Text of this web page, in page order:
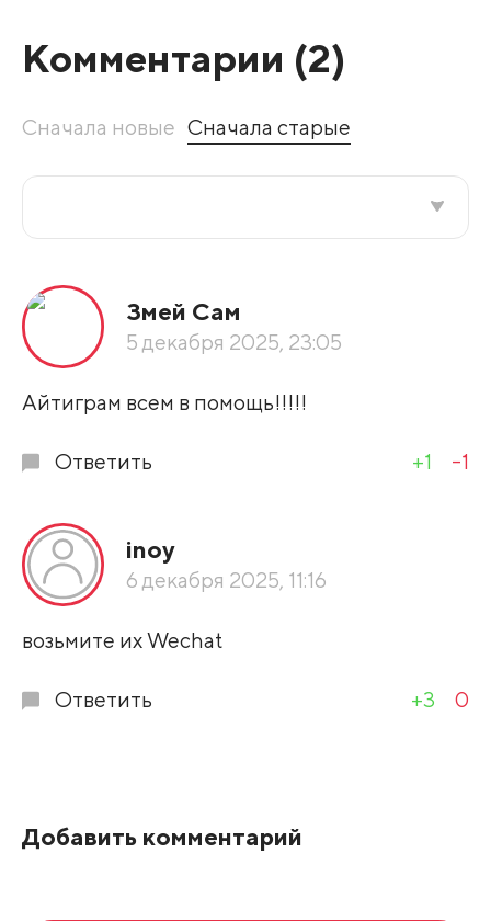
Комментарии (2)
Сначала новые Сначала старые
По рейтингу
Змей Сам
5 декабря 2025, 23:05
Айтиграм всем в помощь!!!!!
Ответить +1 -1
inoy
6 декабря 2025, 11:16
возьмите их Wechat
Ответить +3 0
Добавить комментарий